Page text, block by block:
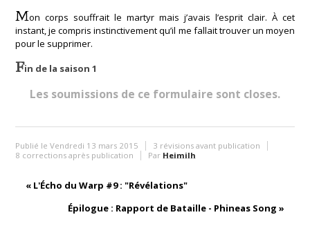
Mon corps souffrait le martyr mais j’avais l’esprit clair. À cet
instant, je compris instinctivement qu’il me fallait trouver un moyen
pour le supprimer.
Fin de la saison 1
Les soumissions de ce formulaire sont closes.
Publié le Vendredi 13 mars 2015
3 révisions avant publication
8 corrections après publication
Par Heimilh
« L'Écho du Warp #9 : "Révélations"
Épilogue : Rapport de Bataille - Phineas Song »